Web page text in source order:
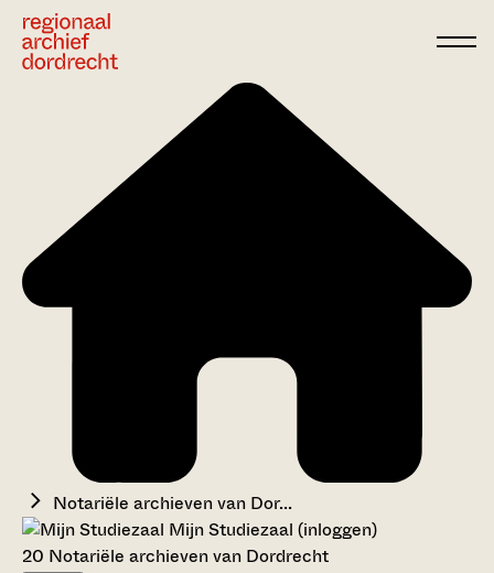
Notariële archieven van Dor...
Mijn Studiezaal (inloggen)
20 Notariële archieven van Dordrecht